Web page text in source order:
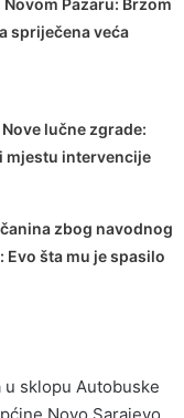
spriječena veća
lučne zgrade:
mjestu intervencije
zbog navodnog
Evo šta mu je spasilo
sklopu Autobuske